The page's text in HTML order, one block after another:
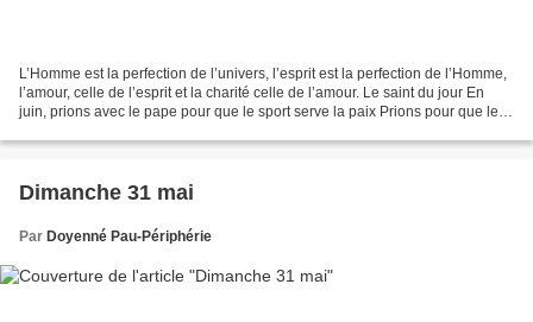
L’Homme est la perfection de l’univers, l’esprit est la perfection de l’Homme,
l’amour, celle de l’esprit et la charité celle de l’amour. Le saint du jour En
juin, prions avec le pape pour que le sport serve la paix Prions pour que le
Dimanche 31 mai
Par Doyenné Pau-Périphérie